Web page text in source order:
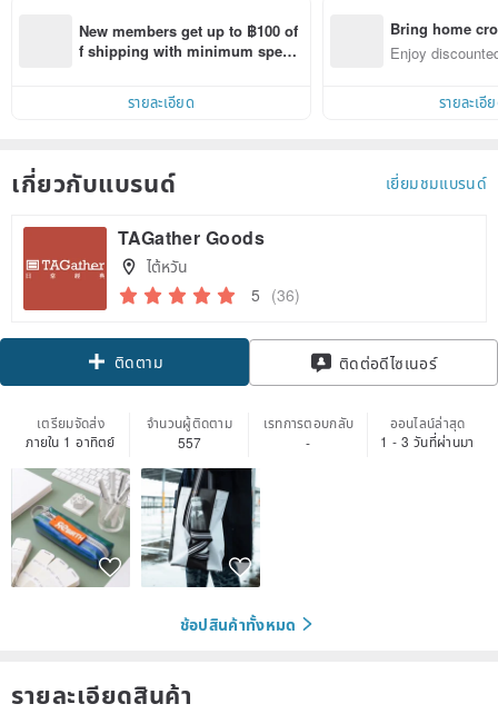
New members get up to ฿100 of
f shipping with minimum spen
within 7 days!
รายละเอียด
Bring home
n with ease
Enjoy
รายละเอี
เกี่ยวกับแบรนด์ เยี่ยมชมแบรนด์
TAGather Goods
ไต้หวัน
5 (36)
ติดตาม ติดต่อดีไซเนอร์
เตรียมจัดส่ง
ภายใน 1 อาทิตย์
จำนวนผู้ติดตาม
557
เรทการตอบกลับ
-
ออนไลน์ล่าสุด
1 - 3 วันที่ผ่านมา
ช้อปสินค้าทั้งหมด
รายละเอียดสินค้า